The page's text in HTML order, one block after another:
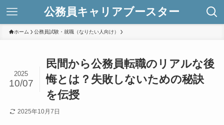
公務員キャリアブースター
ホーム 公務員試験・就職（なりたい人向け）
民間から公務員転職のリアルな後
悔とは？失敗しないための秘訣
を伝授
2025
10/07
2025年10月7日